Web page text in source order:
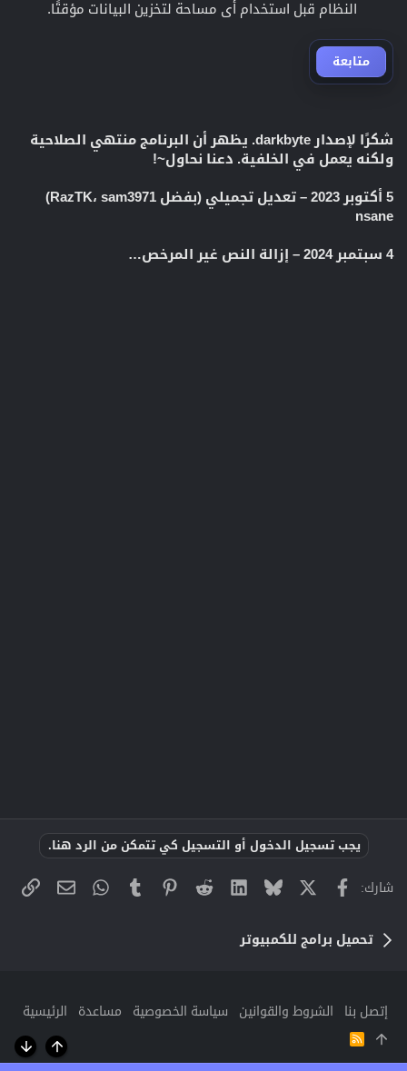
النظام قبل استخدام أي مساحة لتخزين البيانات مؤقتًا.
متابعة
شكرًا لإصدار darkbyte. يظهر أن البرنامج منتهي الصلاحية
ولكنه يعمل في الخلفية. دعنا نحاول~!
5 أكتوبر 2023 – تعديل تجميلي (بفضل RazTK، sam3971)
nsane
4 سبتمبر 2024 – إزالة النص غير المرخص…
يجب تسجيل الدخول أو التسجيل كي تتمكن من الرد هنا.
شارك: فيسبوك Bluesky
LinkedIn
Reddit
Pinterest
Tumblr
WhatsApp
البريد
تحميل برامج للكمبيوتر
إتصل بنا الشروط والقوانين سياسة الخصوصية مساعدة الرئيسية
R
أعلى